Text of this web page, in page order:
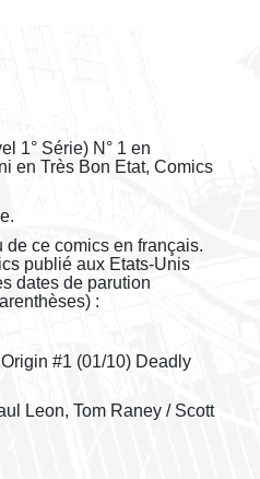
1° Série) N° 1 en
en Très Bon Etat, Comics
ce comics en français.
publié aux Etats-Unis
dates de parution
:
#1 (01/10) Deadly
Leon, Tom Raney / Scott